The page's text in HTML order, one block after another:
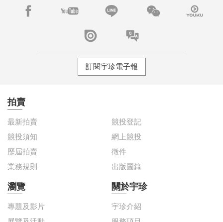
訂閱宇珍電子報
拍賣
最新拍賣
競投登記
競投須知
網上競投
歷屆拍賣
徵件
業務規則
出版圖錄
瀏覽
專題及影片
關於宇珍
宇珍介紹